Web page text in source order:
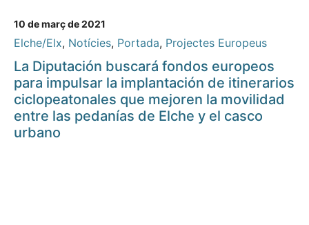
10 de març de 2021
Elche/Elx, Notícies, Portada, Projectes Europeus
La Diputación buscará fondos europeos
para impulsar la implantación de itinerarios
ciclopeatonales que mejoren la movilidad
entre las pedanías de Elche y el casco
urbano